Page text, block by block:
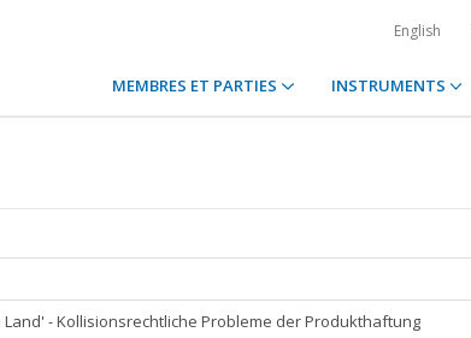
English
MEMBRES ET PARTIES INSTRUMENTS
- Kollisionsrechtliche Probleme der Produkthaftung